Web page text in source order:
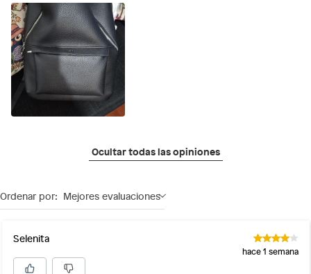
Ocultar todas las opiniones
Ordenar por: Mejores evaluaciones
Selenita
hace 1 semana